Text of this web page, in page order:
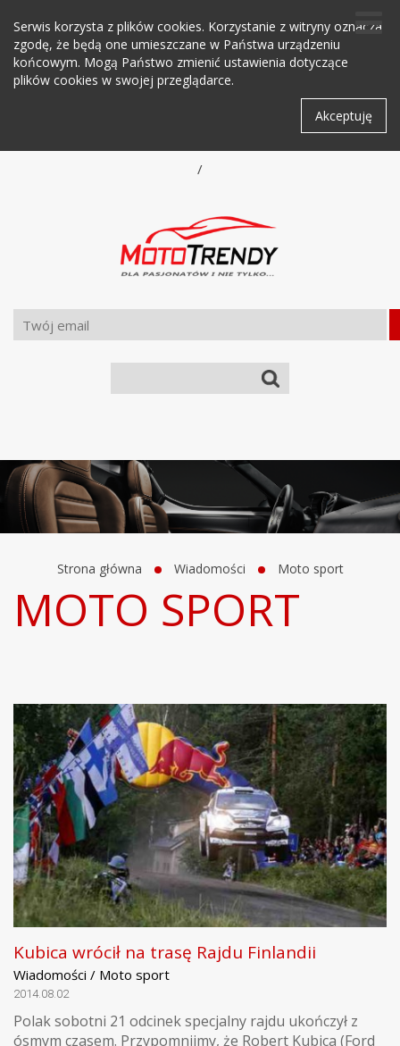
Serwis korzysta z plików cookies. Korzystanie z witryny oznacza
zgodę, że będą one umieszczane w Państwa urządzeniu
końcowym. Mogą Państwo zmienić ustawienia dotyczące
plików cookies w swojej przeglądarce.
Akceptuję
/
Strona główna Wiadomości Moto sport
MOTO SPORT
Kubica wrócił na trasę Rajdu Finlandii
Wiadomości / Moto sport
2014.08.02
Polak sobotni 21 odcinek specjalny rajdu ukończył z
ósmym czasem. Przypomnijmy, że Robert Kubica (Ford